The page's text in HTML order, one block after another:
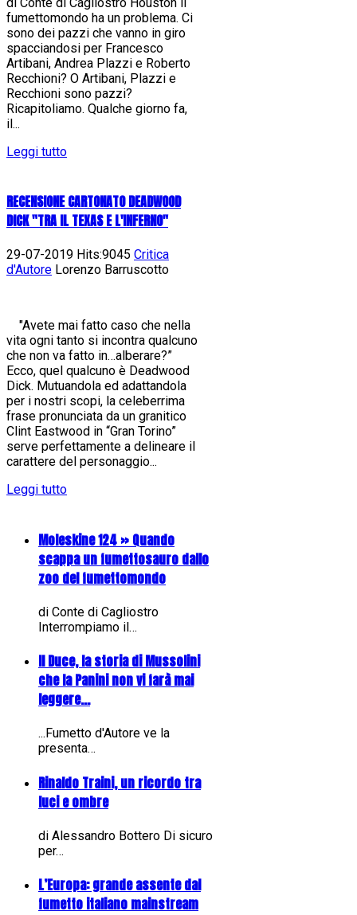
fumettomondo ha un problema. Ci
sono dei pazzi che vanno in giro
spacciandosi per Francesco
Artibani, Andrea Plazzi e Roberto
Recchioni? O Artibani, Plazzi e
Recchioni sono pazzi?
Ricapitoliamo. Qualche giorno fa,
il...
Leggi tutto
RECENSIONE CARTONATO DEADWOOD
DICK "TRA IL TEXAS E L'INFERNO"
29-07-2019 Hits:9045 Critica
d'Autore Lorenzo Barruscotto
"Avete mai fatto caso che nella
vita ogni tanto si incontra qualcuno
che non va fatto in…alberare?”
Ecco, quel qualcuno è Deadwood
Dick. Mutuandola ed adattandola
per i nostri scopi, la celeberrima
frase pronunciata da un granitico
Clint Eastwood in “Gran Torino”
serve perfettamente a delineare il
carattere del personaggio...
Leggi tutto
Moleskine 124 » Quando
scappa un fumettosauro dallo
zoo del fumettomondo
di Conte di Cagliostro
Interrompiamo il…
Il Duce, la storia di Mussolini
che la Panini non vi farà mai
leggere...
...Fumetto d'Autore ve la
presenta…
Rinaldo Traini, un ricordo tra
luci e ombre
di Alessandro Bottero Di sicuro
per…
L’Europa: grande assente dal
fumetto italiano mainstream